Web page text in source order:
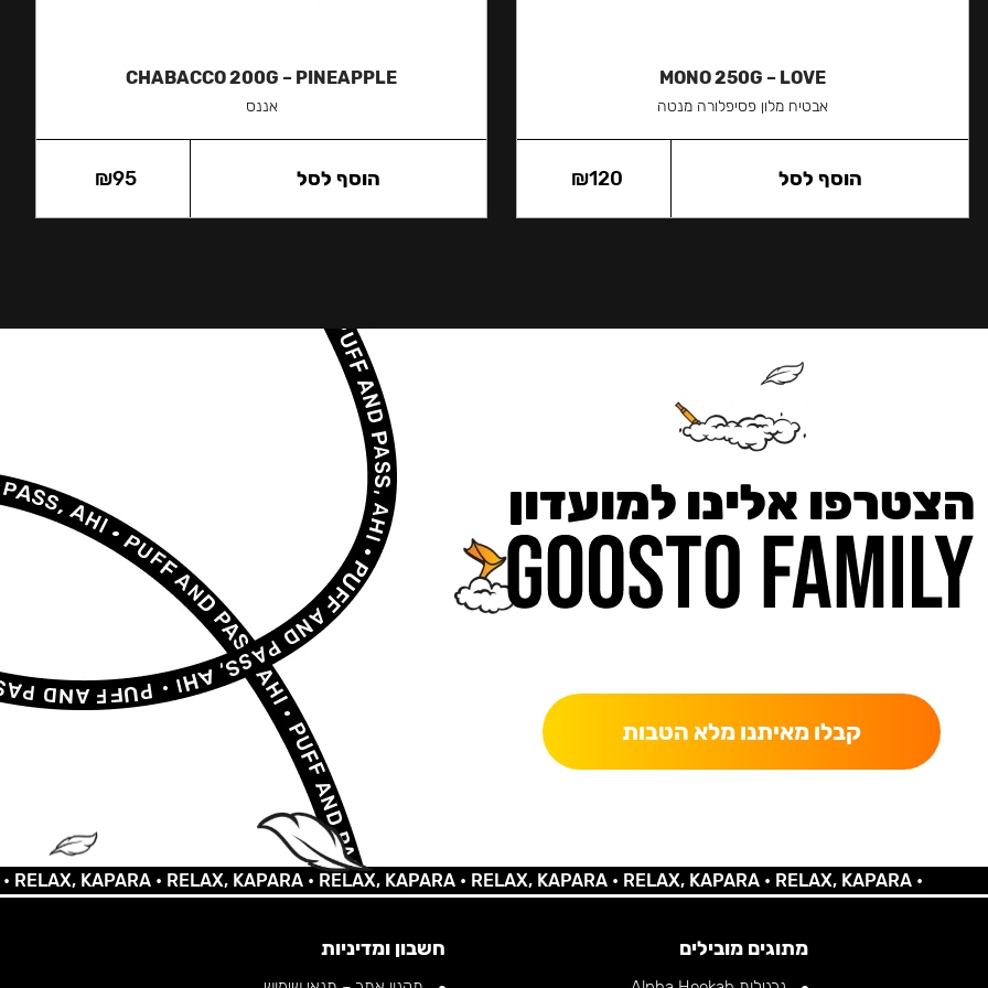
MONO 250G – LOVE
אבטיח מלון פסיפלורה מנטה
₪120 הוסף לסל
CHABACCO 200G – PINEAPPLE
אננס
₪95 הוסף לסל
הצטרפו אלינו למועדון
קבלו מאיתנו מלא הטבות
KAPARA •RELAX, KAPARA •RELAX, KAPARA •RELAX, KAPARA •RELAX, KAPARA •RELAX, KAPARA •
מתוגים מובילים חשבון ומדיניות